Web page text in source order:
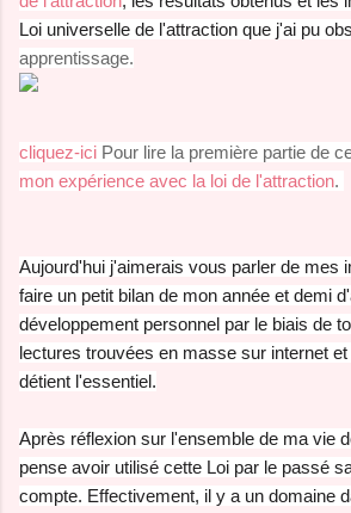
Loi universelle de l'attraction que j'ai pu
apprentissage.
cliquez-ici Pour lire la première partie de
mon expérience avec la loi de l'attraction.
Aujourd'hui j'aimerais vous parler de mes
faire un petit bilan de mon année et demi
développement personnel par le biais de
lectures trouvées en masse sur internet
détient l'essentiel.
Après réflexion sur l'ensemble de ma vie
pense avoir utilisé cette Loi par le passé
compte. Effectivement, il y a un domaine